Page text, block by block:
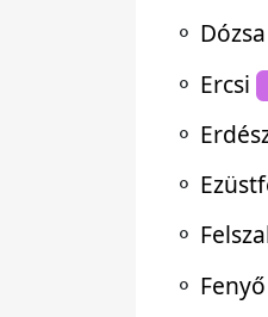
⚬
⚬ Ercsi
⚬
⚬
⚬
⚬